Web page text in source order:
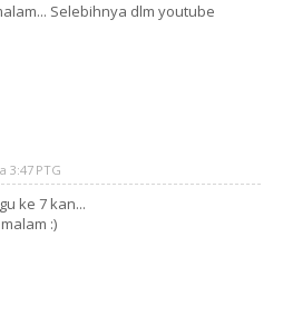
Selebihnya dlm youtube
3:47 PTG
ke 7 kan...
:)